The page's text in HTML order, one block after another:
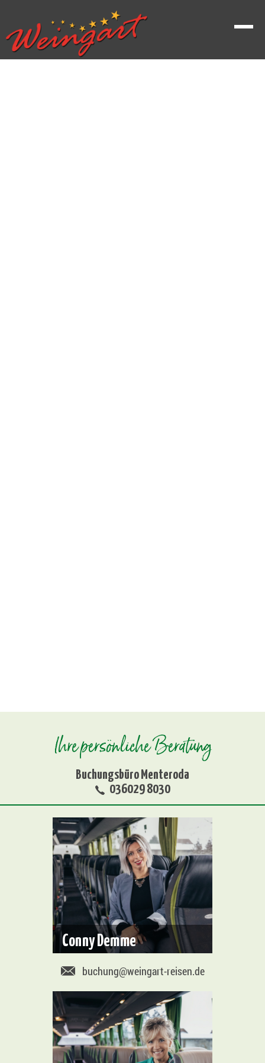
Ihre persönliche Beratung
Buchungsbüro Menteroda
036029 8030
Conny Demme
buchung@weingart-reisen.de